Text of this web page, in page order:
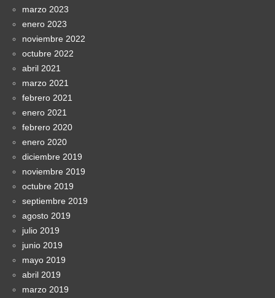
marzo 2023
enero 2023
noviembre 2022
octubre 2022
abril 2021
marzo 2021
febrero 2021
enero 2021
febrero 2020
enero 2020
diciembre 2019
noviembre 2019
octubre 2019
septiembre 2019
agosto 2019
julio 2019
junio 2019
mayo 2019
abril 2019
marzo 2019